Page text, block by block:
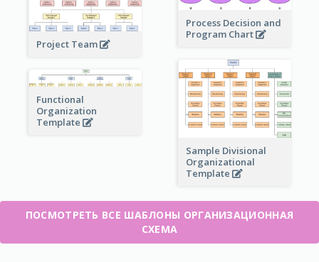
Process Decision and
Program Chart
Project Team
Sample Divisional
Organizational
Template
Functional
Organization
Template
ПОСМОТРЕТЬ ВСЕ ШАБЛОНЫ ОРГАНИЗАЦИОННАЯ
СХЕМА